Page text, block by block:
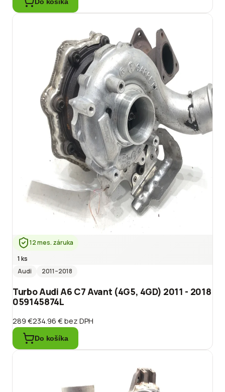
Do košíka
12 mes. záruka
1 ks
Audi
2011–2018
Turbo Audi A6 C7 Avant (4G5, 4GD) 2011 - 2018
059145874L
289 €234.96 €bez DPH
Do košíka